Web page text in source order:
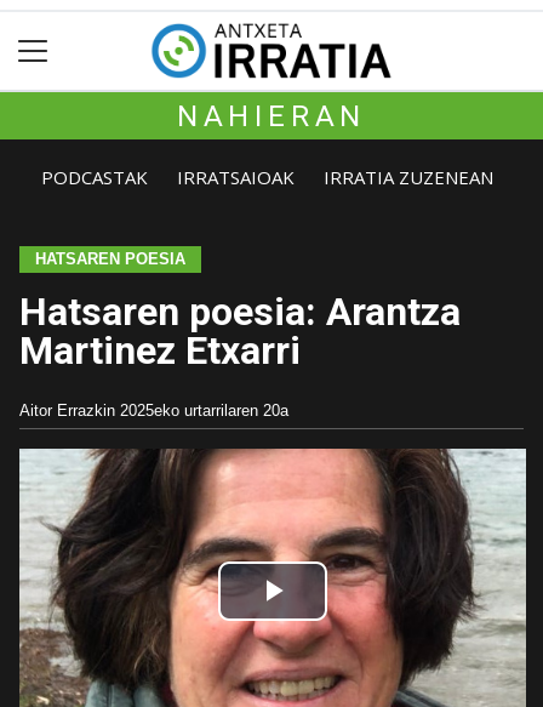
NAHIERAN
PODCASTAK IRRATSAIOAK IRRATIA ZUZENEAN
HATSAREN POESIA
Hatsaren poesia: Arantza
Martinez Etxarri
Aitor Errazkin 2025eko urtarrilaren 20a